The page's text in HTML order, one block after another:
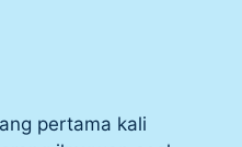
pertama kali